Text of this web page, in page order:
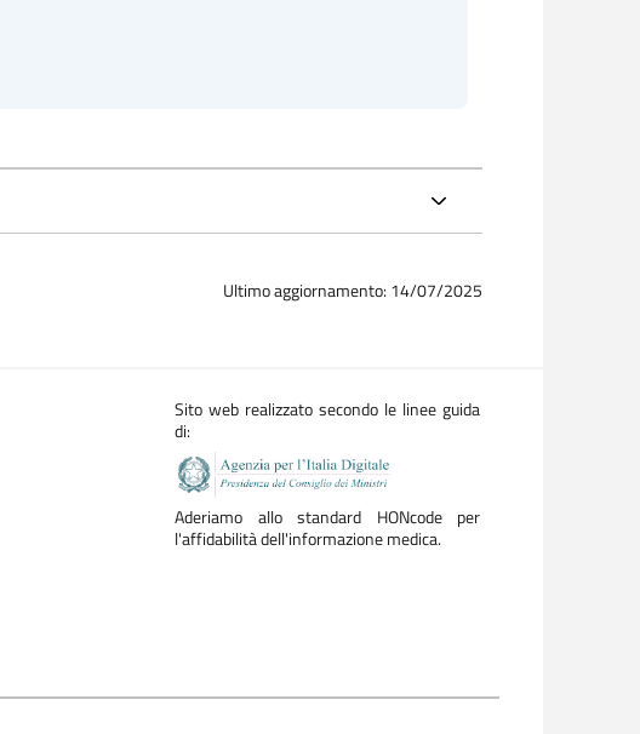
Ultimo aggiornamento: 14/07/2025
Sito web realizzato secondo le linee guida
di:
Aderiamo allo standard HONcode per
l'affidabilità dell'informazione medica.